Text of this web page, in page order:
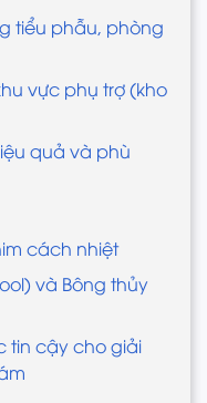
tiểu phẫu, phòng
vực phụ trợ (kho
quả và phù
cách nhiệt
và Bông thủy
tin cậy cho giải